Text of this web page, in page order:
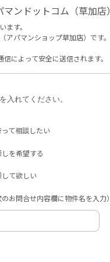
ンドットコム（草加店）
ます。
アパマンショップ草加店）です。
によって安全に送信されます。
入れてください。
て相談したい
を希望する
て欲しい
お問合せ内容欄に物件名を入力）